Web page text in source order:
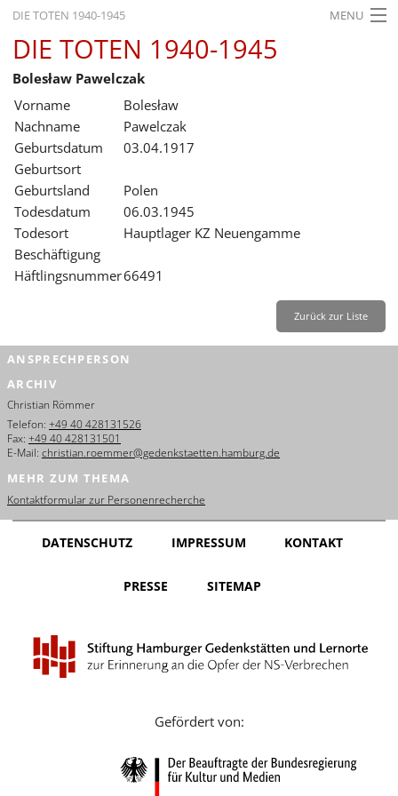
DIE TOTEN 1940-1945 MENU
STARTSEITE
AKTUELLES
AUSSTELLUNGEN
GESCHICHTE
BILDUNG
FORSCHUNG
SERVICE
Français
Dansk
Español
Nederlands
Português
Русский
Leichte Sprache
DIE TOTEN 1940-1945
Bolesław Pawelczak
Vorname
Bolesław
Nachname
Pawelczak
Geburtsdatum
03.04.1917
Geburtsort
Geburtsland
Polen
Todesdatum
06.03.1945
Todesort
Hauptlager KZ Neuengamme
Beschäftigung
Häftlingsnummer66491
Zurück zur Liste
ANSPRECHPERSON
ARCHIV
Christian Römmer
Telefon: +49 40 428131526
Fax: +49 40 428131501
E-Mail: christian.roemmer@gedenkstaetten.hamburg.de
MEHR ZUM THEMA
Kontaktformular zur Personenrecherche
DATENSCHUTZ IMPRESSUM KONTAKT
PRESSE SITEMAP
Gefördert von: